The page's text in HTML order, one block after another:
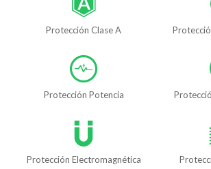
Protección Clase A
Protección Potencia
Protección Electromagnética